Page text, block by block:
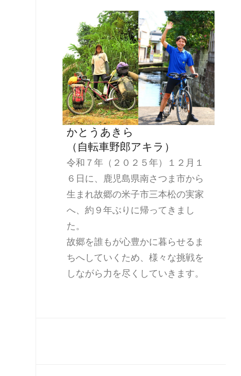
かとうあきら
（自転車野郎アキラ）
令和７年（２０２５年）１２月１
６日に、鹿児島県南さつま市から
生まれ故郷の米子市三本松の実家
へ、約９年ぶりに帰ってきまし
た。
故郷を誰もが心豊かに暮らせるま
ちへしていくため、様々な挑戦を
しながら力を尽くしていきます。